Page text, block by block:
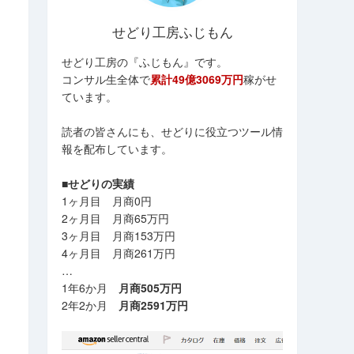
せどり工房ふじもん
せどり工房の『ふじもん』です。
コンサル生全体で累計49億3069万円稼がせ
ています。
読者の皆さんにも、せどりに役立つツール情
報を配布しています。
■せどりの実績
1ヶ月目 月商0円
2ヶ月目 月商65万円
3ヶ月目 月商153万円
4ヶ月目 月商261万円
…
1年6か月 月商505万円
2年2か月 月商2591万円